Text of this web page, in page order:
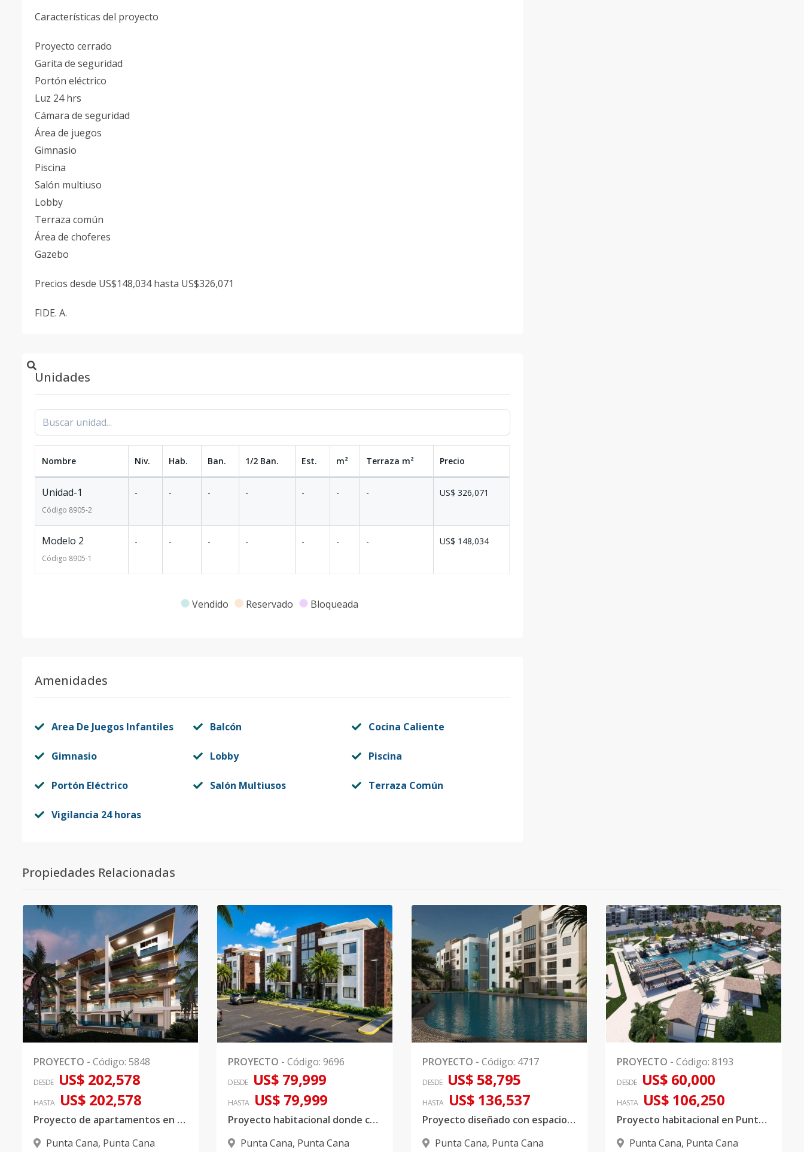
Características del proyecto
Proyecto cerrado
Garita de seguridad
Portón eléctrico
Luz 24 hrs
Cámara de seguridad
Área de juegos
Gimnasio
Piscina
Salón multiuso
Lobby
Terraza común
Área de choferes
Gazebo
Precios desde US$148,034 hasta US$326,071
FIDE. A.
Unidades
Nombre Niv. Hab. Ban. 1/2 Ban. Est. m² Terraza m² Precio
Unidad-1
Código 8905-2
- - - - - - - US$ 326,071
Modelo 2
Código 8905-1
- - - - - - - US$ 148,034
Vendido Reservado Bloqueada
Amenidades
Area De Juegos Infantiles Balcón Cocina Caliente
Gimnasio Lobby Piscina
Portón Eléctrico Salón Multiusos Terraza Común
Vigilancia 24 horas
Propiedades Relacionadas
PROYECTO - Código: 5848
DESDE US$ 202,578
HASTA US$ 202,578
Proyecto de apartamentos en venta ubicado en Punta Cana
Punta Cana, Punta Cana
PROYECTO - Código: 9696
DESDE US$ 79,999
HASTA US$ 79,999
Proyecto habitacional donde combina apartamento con Villas independientes
Punta Cana, Punta Cana
PROYECTO - Código: 4717
DESDE US$ 58,795
HASTA US$ 136,537
Proyecto diseñado con espacios acogedores y áreas atractivas
Punta Cana, Punta Cana
PROYECTO - Código: 8193
DESDE US$ 60,000
HASTA US$ 106,250
Proyecto habitacional en Punta Cana con Bono Vivienda
Punta Cana, Punta Cana